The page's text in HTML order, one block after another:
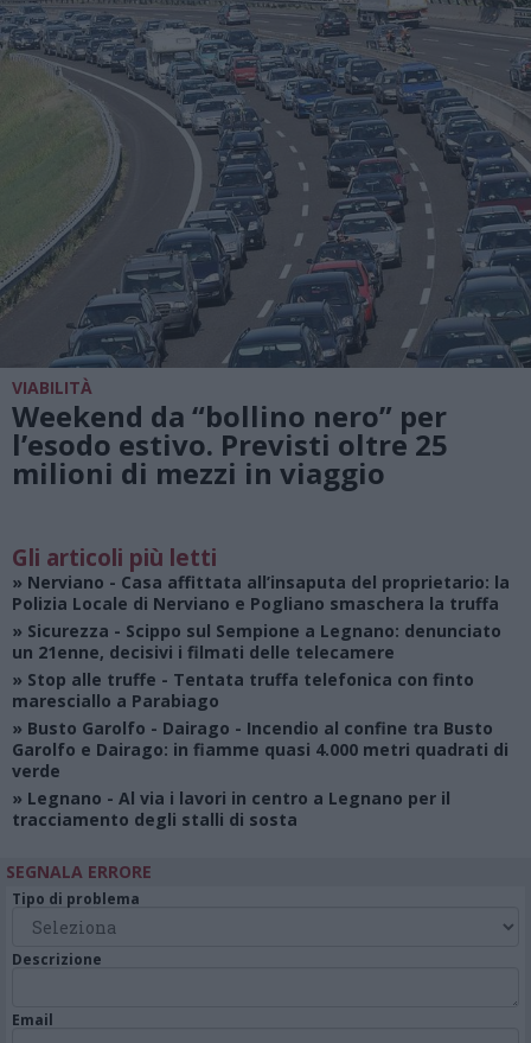
VIABILITÀ
Weekend da “bollino nero” per
l’esodo estivo. Previsti oltre 25
milioni di mezzi in viaggio
Gli articoli più letti
» Nerviano - Casa affittata all’insaputa del proprietario: la
Polizia Locale di Nerviano e Pogliano smaschera la truffa
» Sicurezza - Scippo sul Sempione a Legnano: denunciato
un 21enne, decisivi i filmati delle telecamere
» Stop alle truffe - Tentata truffa telefonica con finto
maresciallo a Parabiago
» Busto Garolfo - Dairago - Incendio al confine tra Busto
Garolfo e Dairago: in fiamme quasi 4.000 metri quadrati di
verde
» Legnano - Al via i lavori in centro a Legnano per il
tracciamento degli stalli di sosta
SEGNALA ERRORE
Tipo di problema
Descrizione
Email